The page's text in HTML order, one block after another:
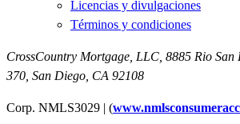
Licencias y divulgaciones
Términos y condiciones
CrossCountry Mortgage, LLC, 8885 Rio San
370 San Diego, CA 92108
Corp. NMLS3029 | (